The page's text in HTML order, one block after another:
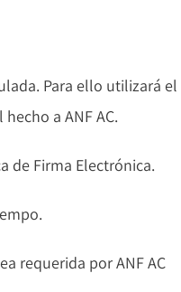
Para ello utilizará el
a ANF AC.
de Firma Electrónica.
requerida por ANF AC